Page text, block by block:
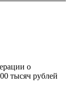
о
тысяч рублей